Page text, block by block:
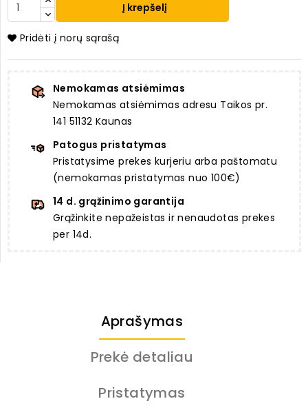
Į krepšelį
Pridėti į norų sąrašą
Nemokamas atsiėmimas
Nemokamas atsiėmimas adresu Taikos pr.
141 51132 Kaunas
Patogus pristatymas
Pristatysime prekes kurjeriu arba paštomatu
(nemokamas pristatymas nuo 100€)
14 d. grąžinimo garantija
Grąžinkite nepažeistas ir nenaudotas prekes
per 14d.
Aprašymas
Prekė detaliau
Pristatymas